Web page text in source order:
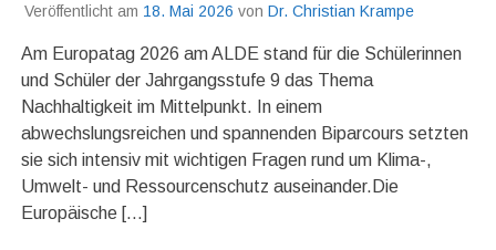
Veröffentlicht am 18. Mai 2026 von Dr. Christian Krampe
Am Europatag 2026 am ALDE stand für die Schülerinnen
und Schüler der Jahrgangsstufe 9 das Thema
Nachhaltigkeit im Mittelpunkt. In einem
abwechslungsreichen und spannenden Biparcours setzten
sie sich intensiv mit wichtigen Fragen rund um Klima-,
Umwelt- und Ressourcenschutz auseinander.Die
Europäische […]